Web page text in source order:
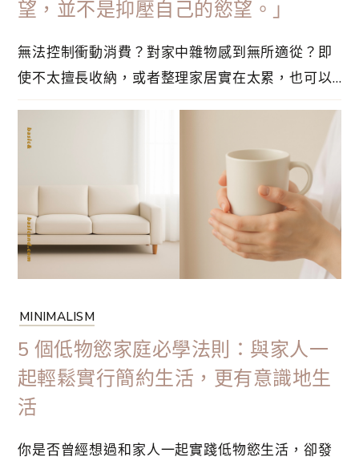
望，並不是抑壓自己的慾望。」
無法控制衝動消費？對家中雜物感到無所適從？即
使不太擅長收納，或者整理家居實在太累，也可以
壓力。接下來分享低物慾生活問與答，或許可以幫
助你向前邁進，讓生活煥然一新。斬斷對物質的慾
望，並不是抑壓自己的慾望。簡單來說，只是不需
要過多的物質，也可以感受到幸福，重點是分清
楚⋯
MINIMALISM
5 個低物慾家庭必學法則：與家人一
起輕鬆實行簡約生活，更有意識地生
活
你是否曾經想過和家人一起實踐低物慾生活，卻發